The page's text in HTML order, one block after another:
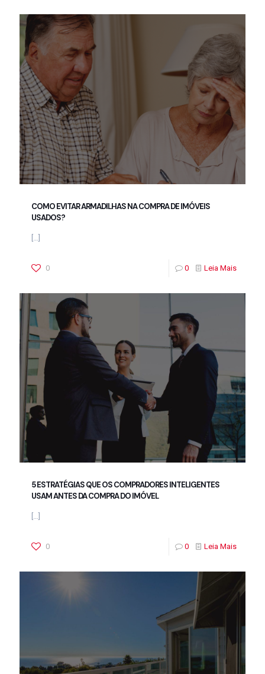
COMO EVITAR ARMADILHAS NA COMPRA DE IMÓVEIS
USADOS?
[…]
0 0 Leia Mais
5 ESTRATÉGIAS QUE OS COMPRADORES INTELIGENTES
USAM ANTES DA COMPRA DO IMÓVEL
[…]
0 0 Leia Mais